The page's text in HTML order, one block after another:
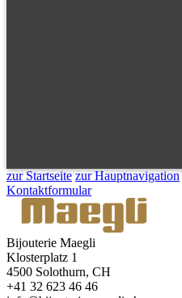
zur Startseite zur Hauptnavigation
Kontaktformular
Bijouterie Maegli
Klosterplatz 1
4500 Solothurn, CH
+41 32 623 46 46